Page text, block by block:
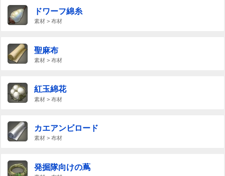
ドワーフ綿糸
素材 > 布材
聖麻布
素材 > 布材
紅玉綿花
素材 > 布材
カエアンビロード
素材 > 布材
発掘隊向けの蔦